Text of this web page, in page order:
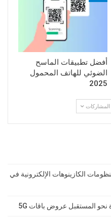
أفضل تطبيقات الماسح
الضوئي للهاتف المحمول
2025
المشاركات
الكازينوهات الإلكترونية في